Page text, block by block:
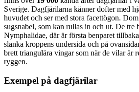
Sverige. Dagfjärilarna känner dofter med
huvudet och ser med stora facettögon.
sugsnabel, som kan rullas in och ut. De tre
Nymphalidae, där är första benparet
slanka kroppens undersida och på
brett triangulära vingar som när de vilar är
ryggen.
Exempel på dagfjärilar